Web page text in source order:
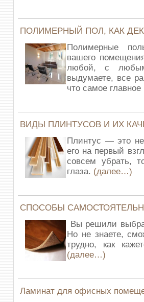
ПОЛИМЕРНЫЙ ПОЛ, КАК
Полимерные
вашего
любой, с
выдумаете, все
что самое
ВИДЫ ПЛИНТУСОВ И ИХ
Плинтус — это не
его на первый
совсем убрать,
глаза. (далее…)
СПОСОБЫ
Вы решили
Но не знаете,
трудно, как
(далее…)
Ламинат для офисных